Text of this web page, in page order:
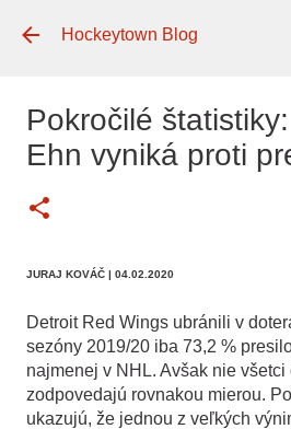
Preskočiť na
Hockeytown Blog
Pokročilé
Ehn vyniká proti
JURAJ KOVÁČ | 04.02.2020
Detroit Red Wings ubránili v
sezóny 2019/20 iba 73,2 %
najmenej v NHL. Avšak nie všetci
zodpovedajú rovnakou mierou.
ukazujú, že jednou z veľkých